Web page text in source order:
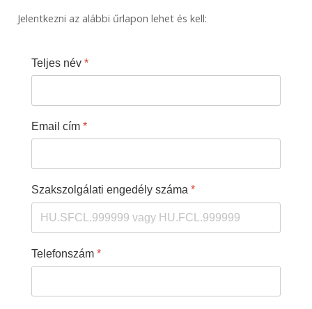
​Jelentkezni az alábbi űrlapon lehet és kell:
Teljes név *
Email cím *
Szakszolgálati engedély száma *
Telefonszám *